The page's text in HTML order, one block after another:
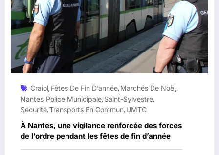
Craiol, Fêtes De Fin D’année, Marchés De Noël,
Nantes, Police Municipale, Saint-Sylvestre,
Sécurité,Transports En Commun, UMTC
À Nantes, une vigilance renforcée des forces
de l’ordre pendant les fêtes de fin d’année